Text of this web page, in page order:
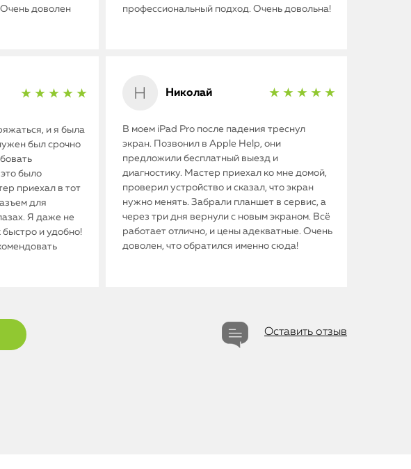
MacBook
Watch
iPad
iMac
доволен
профессиональный подход. Очень довольна!
★ ★ ★ ★ ★
и я была
был срочно
было
приехал в тот
для
Я даже не
быстро и удобно!
Николай ★ ★ ★ ★ ★
В моем iPad Pro после падения треснул
экран. Позвонил в Apple Help, они
предложили бесплатный выезд и
диагностику. Мастер приехал ко мне домой,
проверил устройство и сказал, что экран
нужно менять. Забрали планшет в сервис, а
через три дня вернули с новым экраном. Всё
работает отлично, и цены адекватные. Очень
доволен, что обратился именно сюда!
Оставить отзыв